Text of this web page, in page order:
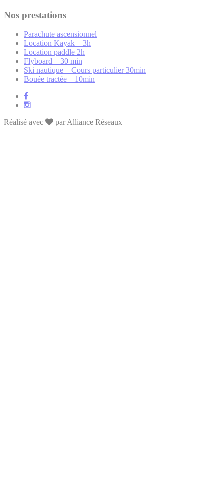
Nos prestations
Parachute ascensionnel
Location Kayak – 3h
Location paddle 2h
Flyboard – 30 min
Ski nautique – Cours particulier 30min
Bouée tractée – 10min
Réalisé avec par Alliance Réseaux